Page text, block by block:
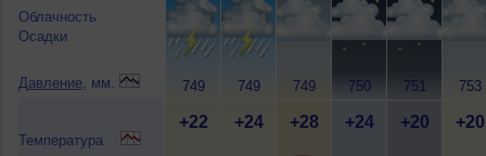
Облачность
Осадки
Давление, мм.
Температура
749
+22
749
+24
749
+28
750
+24
751
+20
753
+20